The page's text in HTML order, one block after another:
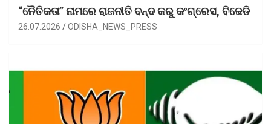
“ନୈତିକତା” ନାମରେ ରାଜନୀତି ବନ୍ଦ କରୁ କଂଗ୍ରେସ, ବିଜେଡି
26.07.2026 ODISHA_NEWS_PRESS